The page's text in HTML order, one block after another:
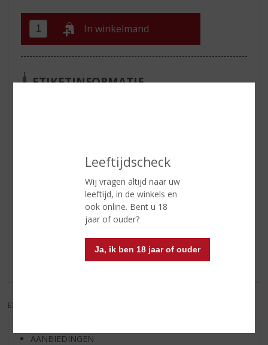
Leeftijdscheck
Wij vragen altijd naar uw
leeftijd, in de winkels en
ook online. Bent u 18
jaar of ouder?
Ja, ik ben 18 jaar of ouder
In winkelmand
ETIKETINFORMATIE
Oude Jenever
Reviews
Er zijn nog geen reviews geplaatst voor dit product
EXCL. BTW
AANBIEDINGEN